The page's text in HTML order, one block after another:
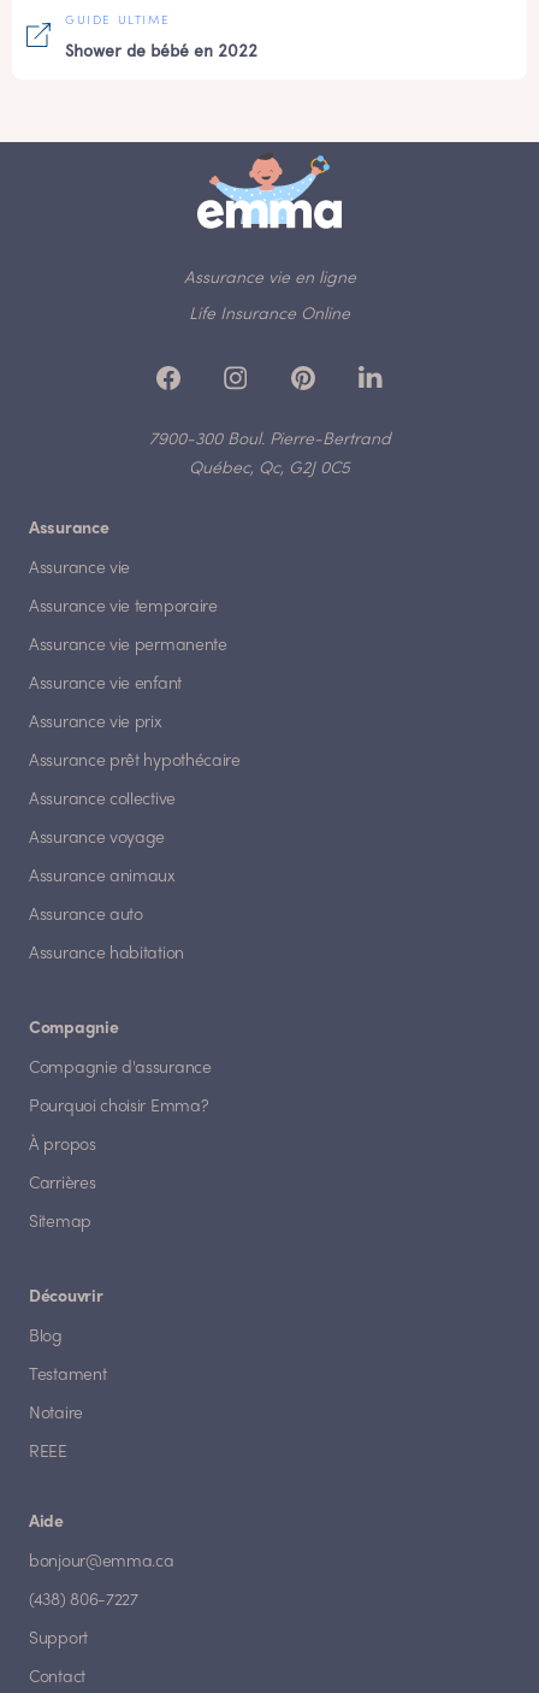
GUIDE ULTIME
Shower de bébé en 2022
Assurance vie en ligne
Life Insurance Online
7900-300 Boul. Pierre-Bertrand
Québec, Qc, G2J 0C5
Assurance
Assurance vie
Assurance vie temporaire
Assurance vie permanente
Assurance vie enfant
Assurance vie prix
Assurance prêt hypothécaire
Assurance collective
Assurance voyage
Assurance animaux
Assurance auto
Assurance habitation
Compagnie
Compagnie d'assurance
Pourquoi choisir Emma?
À propos
Carrières
Sitemap
Découvrir
Blog
Testament
Notaire
REEE
Aide
bonjour@emma.ca
(438) 806-7227
Support
Contact